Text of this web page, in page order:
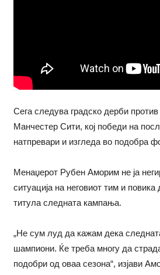
Сега следува градско дерби
Манчестер Сити, кој победи на
натпревари и изгледа во подобра
Менаџерот Рубен Аморим не ја
ситуација на неговиот тим и
титула следната кампања.
„Не сум луд да кажам дека
шампиони. Ќе треба многу да
подобри од оваа сезона“, изјави